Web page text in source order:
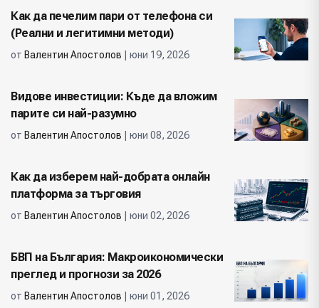
Как да печелим пари от телефона си
(Реални и легитимни методи)
от Валентин Апостолов | юни 19, 2026
Видове инвестиции: Къде да вложим
парите си най-разумно
от Валентин Апостолов | юни 08, 2026
Как да изберем най-добрата онлайн
платформа за търговия
от Валентин Апостолов | юни 02, 2026
БВП на България: Макроикономически
преглед и прогнози за 2026
от Валентин Апостолов | юни 01, 2026